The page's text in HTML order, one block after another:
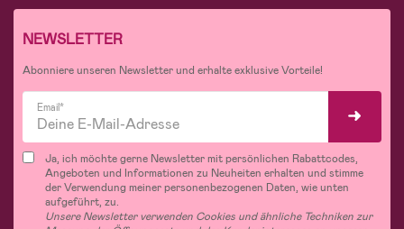
NEWSLETTER
Abonniere unseren Newsletter und erhalte exklusive Vorteile!
Email*
Ja, ich möchte gerne Newsletter mit persönlichen Rabattcodes,
Angeboten und Informationen zu Neuheiten erhalten und stimme
der Verwendung meiner personenbezogenen Daten, wie unten
aufgeführt, zu.
Unsere Newsletter verwenden Cookies und ähnliche Techniken zur